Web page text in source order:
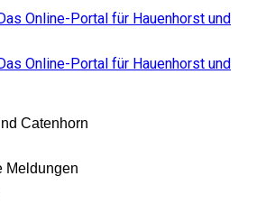
Catenhorn
Meldungen